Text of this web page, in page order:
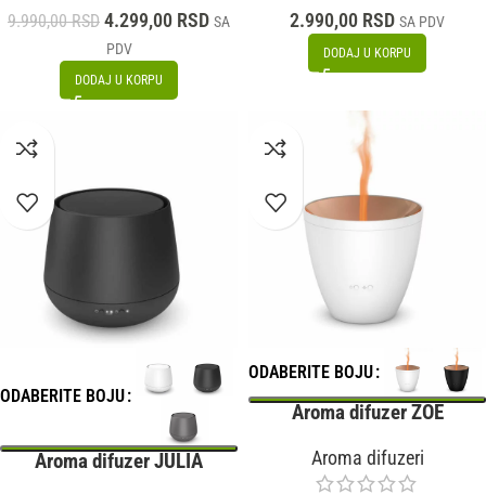
9.990,00RSD 4.299,00 RSD SA
PDV
DODAJ U KORPU
2.990,00 RSD SA PDV
DODAJ U KORPU
ODABERITE BOJU
Aroma difuzer JULIA
ODABERITE BOJU
Aroma difuzer ZOE
Aroma difuzeri